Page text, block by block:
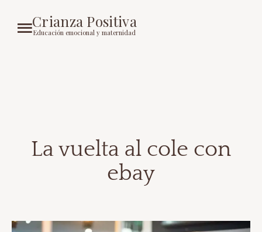
Crianza Positiva
Educación emocional y maternidad
La vuelta al cole con
ebay